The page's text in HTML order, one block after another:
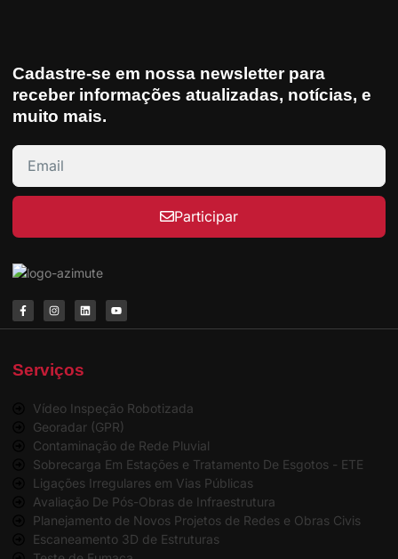
Cadastre-se em nossa newsletter para
receber informações atualizadas, notícias, e
muito mais.
Participar
Serviços
Vídeo Inspeção Robotizada
Georadar (GPR)
Contaminação de Rede Pluvial
Sobrecarga Em Estações e Tratamento De Esgotos - ETE
Ligações Irregulares em Vias Públicas
Avaliação De Pós-Obras de Infraestrutura
Planejamento de Novos Projetos de Redes e Obras Civis
Escaneamento 3D de Estruturas